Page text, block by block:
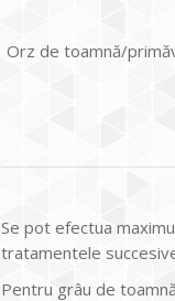
Orz de toamnă/
Se pot efectua
tratamentele
Pentru grâu de